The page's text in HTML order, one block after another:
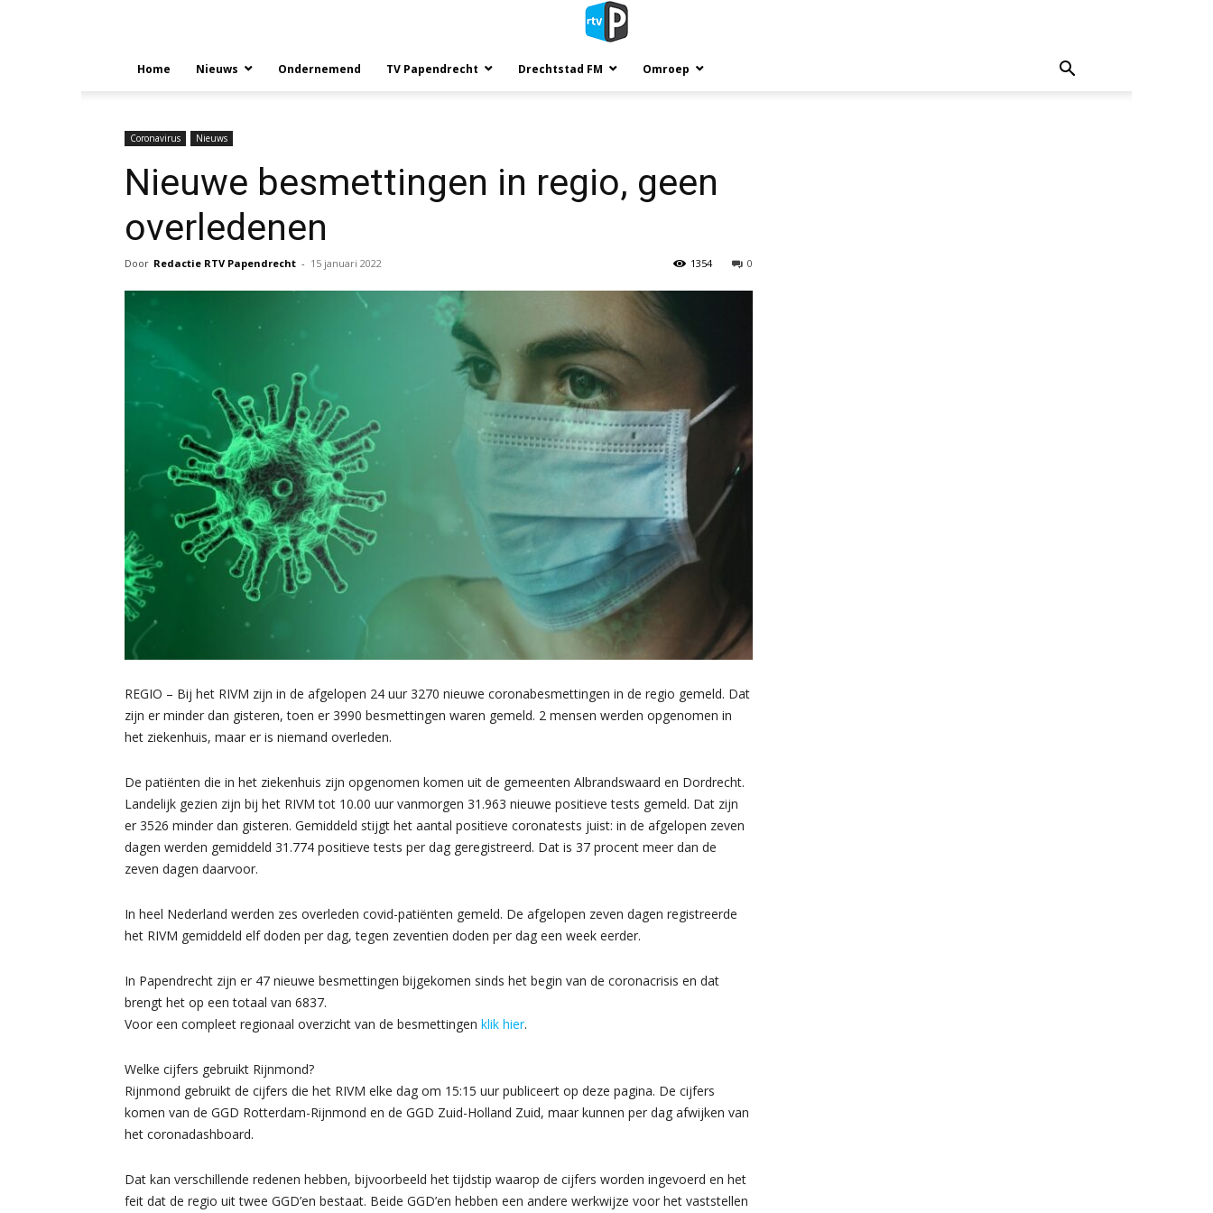
Home Nieuws Ondernemend TV Papendrecht Drechtstad FM Omroep
Coronavirus Nieuws
Nieuwe besmettingen in regio, geen
overledenen
Door Redactie RTV Papendrecht - 15 januari 2022 0
1354
REGIO – Bij het RIVM zijn in de afgelopen 24 uur 3270 nieuwe coronabesmettingen in de regio gemeld. Dat
zijn er minder dan gisteren, toen er 3990 besmettingen waren gemeld. 2 mensen werden opgenomen in
het ziekenhuis, maar er is niemand overleden.
De patiënten die in het ziekenhuis zijn opgenomen komen uit de gemeenten Albrandswaard en Dordrecht.
Landelijk gezien zijn bij het RIVM tot 10.00 uur vanmorgen 31.963 nieuwe positieve tests gemeld. Dat zijn
er 3526 minder dan gisteren. Gemiddeld stijgt het aantal positieve coronatests juist: in de afgelopen zeven
dagen werden gemiddeld 31.774 positieve tests per dag geregistreerd. Dat is 37 procent meer dan de
zeven dagen daarvoor.
In heel Nederland werden zes overleden covid-patiënten gemeld. De afgelopen zeven dagen registreerde
het RIVM gemiddeld elf doden per dag, tegen zeventien doden per dag een week eerder.
In Papendrecht zijn er 47 nieuwe besmettingen bijgekomen sinds het begin van de coronacrisis en dat
brengt het op een totaal van 6837.
Voor een compleet regionaal overzicht van de besmettingen klik hier.
Welke cijfers gebruikt Rijnmond?
Rijnmond gebruikt de cijfers die het RIVM elke dag om 15:15 uur publiceert op deze pagina. De cijfers
komen van de GGD Rotterdam-Rijnmond en de GGD Zuid-Holland Zuid, maar kunnen per dag afwijken van
het coronadashboard.
Dat kan verschillende redenen hebben, bijvoorbeeld het tijdstip waarop de cijfers worden ingevoerd en het
feit dat de regio uit twee GGD’en bestaat. Beide GGD’en hebben een andere werkwijze voor het vaststellen